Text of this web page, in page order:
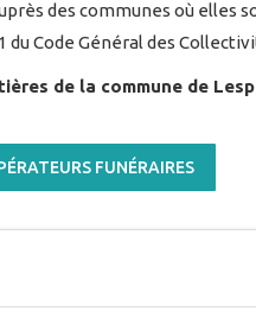
des communes où elles
du Code Général des
de la commune de
FUNÉRAIRES